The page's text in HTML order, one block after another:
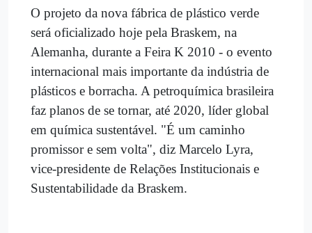
O projeto da nova fábrica de plástico verde
será oficializado hoje pela Braskem, na
Alemanha, durante a Feira K 2010 - o evento
internacional mais importante da indústria de
plásticos e borracha. A petroquímica brasileira
faz planos de se tornar, até 2020, líder global
em química sustentável. "É um caminho
promissor e sem volta", diz Marcelo Lyra,
vice-presidente de Relações Institucionais e
Sustentabilidade da Braskem.